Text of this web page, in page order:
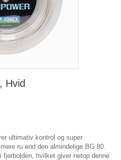
Hvid
ultimativ kontrol og super
ru end den almindelige BG 80.
hvilket giver netop denne